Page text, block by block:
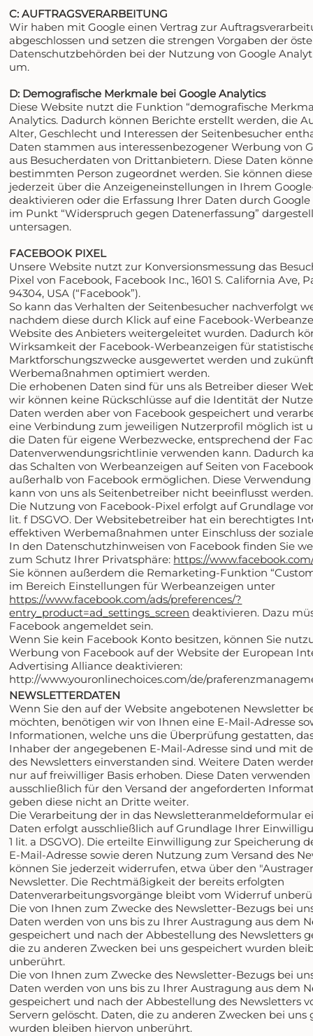
C: AUFTRAGSVERARBEITUNG
Wir haben mit Google einen Vertrag zur
abgeschlossen und setzen die strengen Vorgaben der
Datenschutzbehörden bei der Nutzung von Google
um.
D: Demografische Merkmale bei Google Analytics
Diese Website nutzt die Funktion “demografische
Analytics. Dadurch können Berichte erstellt werden, die
Alter, Geschlecht und Interessen der Seitenbesucher
Daten stammen aus interessenbezogener Werbung von
aus Besucherdaten von Drittanbietern. Diese Daten
bestimmten Person zugeordnet werden. Sie können
jederzeit über die Anzeigeneinstellungen in Ihrem
deaktivieren oder die Erfassung Ihrer Daten durch
im Punkt “Widerspruch gegen Datenerfassung”
untersagen.
FACEBOOK PIXEL
Unsere Website nutzt zur Konversionsmessung das
Pixel von Facebook, Facebook Inc., 1601 S. California Ave,
94304, USA (“Facebook”).
So kann das Verhalten der Seitenbesucher nachverfolgt
nachdem diese durch Klick auf eine Facebook-
Website des Anbieters weitergeleitet wurden. Dadurch
Wirksamkeit der Facebook-Werbeanzeigen für
Marktforschungszwecke ausgewertet werden und
Werbemaßnahmen optimiert werden.
Die erhobenen Daten sind für uns als Betreiber dieser
wir können keine Rückschlüsse auf die Identität der
Daten werden aber von Facebook gespeichert und
eine Verbindung zum jeweiligen Nutzerprofil möglich ist
die Daten für eigene Werbezwecke, entsprechend der
Datenverwendungsrichtlinie verwenden kann. Dadurch
das Schalten von Werbeanzeigen auf Seiten von
außerhalb von Facebook ermöglichen. Diese
kann von uns als Seitenbetreiber nicht beeinflusst werden.
Die Nutzung von Facebook-Pixel erfolgt auf Grundlage
lit. f DSGVO. Der Websitebetreiber hat ein berechtigtes
effektiven Werbemaßnahmen unter Einschluss der
In den Datenschutzhinweisen von Facebook finden Sie
zum Schutz Ihrer Privatsphäre: https://
Sie können außerdem die Remarketing-Funktion
im Bereich Einstellungen für Werbeanzeigen unter
https://www.facebook.com/ads/preferences/?
entry_product=ad_settings_screen deaktivieren. Dazu
Facebook angemeldet sein.
Wenn Sie kein Facebook Konto besitzen, können Sie
Werbung von Facebook auf der Website der European
Advertising Alliance deaktivieren:
http://www.youronlinechoices.com/de/
NEWSLETTERDATEN
Wenn Sie den auf der Website angebotenen Newsletter
möchten, benötigen wir von Ihnen eine E-Mail-Adresse
Informationen, welche uns die Überprüfung gestatten,
Inhaber der angegebenen E-Mail-Adresse sind und mit
des Newsletters einverstanden sind. Weitere Daten
nur auf freiwilliger Basis erhoben. Diese Daten
ausschließlich für den Versand der angeforderten
geben diese nicht an Dritte weiter.
Die Verarbeitung der in das Newsletteranmeldeformular
Daten erfolgt ausschließlich auf Grundlage Ihrer
1 lit. a DSGVO). Die erteilte Einwilligung zur Speicherung
E-Mail-Adresse sowie deren Nutzung zum Versand des
können Sie jederzeit widerrufen, etwa über den
Newsletter. Die Rechtmäßigkeit der bereits erfolgten
Datenverarbeitungsvorgänge bleibt vom Widerruf
Die von Ihnen zum Zwecke des Newsletter-Bezugs bei
Daten werden von uns bis zu Ihrer Austragung aus dem
gespeichert und nach der Abbestellung des Newsletters
die zu anderen Zwecken bei uns gespeichert wurden
unberührt.
Die von Ihnen zum Zwecke des Newsletter-Bezugs bei
Daten werden von uns bis zu Ihrer Austragung aus dem
gespeichert und nach der Abbestellung des Newsletters
Servern gelöscht. Daten, die zu anderen Zwecken bei uns
wurden bleiben hiervon unberührt.